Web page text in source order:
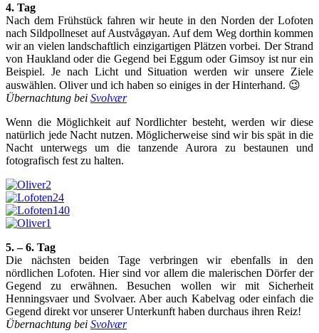
4. Tag
Nach dem Frühstück fahren wir heute in den Norden der Lofoten
nach Sildpollneset auf Austvågøyan. Auf dem Weg dorthin kommen
wir an vielen landschaftlich einzigartigen Plätzen vorbei. Der Strand
von Haukland oder die Gegend bei Eggum oder Gimsoy ist nur ein
Beispiel. Je nach Licht und Situation werden wir unsere Ziele
auswählen. Oliver und ich haben so einiges in der Hinterhand. 😉
Übernachtung bei Svolvær
Wenn die Möglichkeit auf Nordlichter besteht, werden wir diese
natürlich jede Nacht nutzen. Möglicherweise sind wir bis spät in die
Nacht unterwegs um die tanzende Aurora zu bestaunen und
fotografisch fest zu halten.
5. – 6. Tag
Die nächsten beiden Tage verbringen wir ebenfalls in den
nördlichen Lofoten. Hier sind vor allem die malerischen Dörfer der
Gegend zu erwähnen. Besuchen wollen wir mit Sicherheit
Henningsvaer und Svolvaer. Aber auch Kabelvag oder einfach die
Gegend direkt vor unserer Unterkunft haben durchaus ihren Reiz!
Übernachtung bei Svolvær